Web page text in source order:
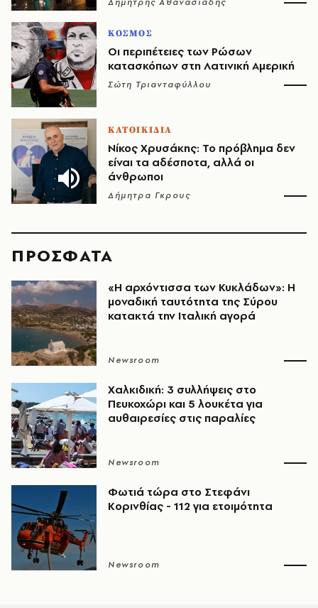
ΚΟΣΜΟΣ
Οι περιπέτειες των Ρώσων
κατασκόπων στη Λατινική Αμερική
Σώτη Τριανταφύλλου
ΚΑΤΟΙΚΙΔΙΑ
Νίκος Χρυσάκης: Το πρόβλημα δεν
είναι τα αδέσποτα, αλλά οι
άνθρωποι
Δήμητρα Γκρους
ΠΡΟΣΦΑΤΑ
«Η αρχόντισσα των Κυκλάδων»: Η
μοναδική ταυτότητα της Σύρου
κατακτά την Ιταλική αγορά
Newsroom
Χαλκιδική: 3 συλλήψεις στο
Πευκοχώρι και 5 λουκέτα για
αυθαιρεσίες στις παραλίες
Newsroom
Φωτιά τώρα στο Στεφάνι
Κορινθίας - 112 για ετοιμότητα
Newsroom